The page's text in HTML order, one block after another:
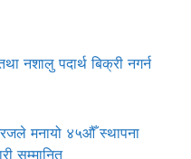
नशालु पदार्थ बिक्री नगर्न
मनायो ४५औँ स्थापना
सम्मानित